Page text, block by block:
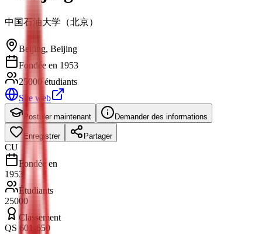
中国石油大学（北京）
Beijing, Beijing
Fondée en 1953
25000 étudiants
Site web
Postuler maintenant Demander des informations
Enregistrer Partager
CU
Fondée en
1953
Étudiants
25000
Classement
QS 601-650